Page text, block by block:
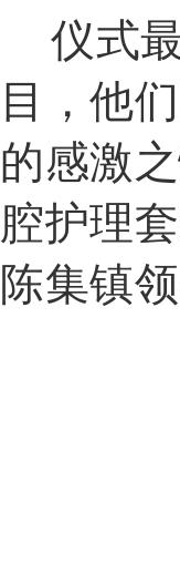
仪式最
目，他
的感激
腔护理
陈集镇